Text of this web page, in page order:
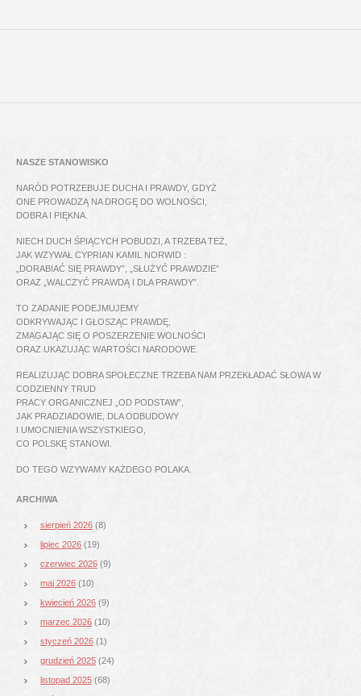
NASZE STANOWISKO
NARÓD POTRZEBUJE DUCHA I PRAWDY, GDYŻ
ONE PROWADZĄ NA DROGĘ DO WOLNOŚCI,
DOBRA I PIĘKNA.
NIECH DUCH ŚPIĄCYCH POBUDZI, A TRZEBA TEŻ,
JAK WZYWAŁ CYPRIAN KAMIL NORWID :
„DORABIAĆ SIĘ PRAWDY”, „SŁUŻYĆ PRAWDZIE”
ORAZ „WALCZYĆ PRAWDĄ I DLA PRAWDY”.
TO ZADANIE PODEJMUJEMY
ODKRYWAJĄC I GŁOSZĄC PRAWDĘ,
ZMAGAJĄC SIĘ O POSZERZENIE WOLNOŚCI
ORAZ UKAZUJĄC WARTOŚCI NARODOWE.
REALIZUJĄC DOBRA SPOŁECZNE TRZEBA NAM PRZEKŁADAĆ SŁOWA W
CODZIENNY TRUD
PRACY ORGANICZNEJ „OD PODSTAW”,
JAK PRADZIADOWIE, DLA ODBUDOWY
I UMOCNIENIA WSZYSTKIEGO,
CO POLSKĘ STANOWI.
DO TEGO WZYWAMY KAŻDEGO POLAKA.
ARCHIWA
sierpień 2026 (8)
lipiec 2026 (19)
czerwiec 2026 (9)
maj 2026 (10)
kwiecień 2026 (9)
marzec 2026 (10)
styczeń 2026 (1)
grudzień 2025 (24)
listopad 2025 (68)